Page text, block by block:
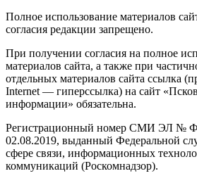
Полное использование материалов
согласия редакции запрещено.
При получении согласия на полное
материалов сайта, а также при
отдельных материалов сайта ссылка
Internet — гиперссылка) на сайт
информации» обязательна.
Регистрационный номер СМИ ЭЛ №
02.08.2019, выданный Федеральной
сфере связи, информационных
коммуникаций (Роскомнадзор).